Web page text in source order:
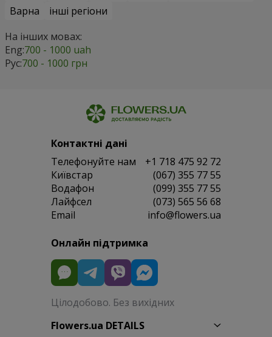
Варна
інші регіони
На інших мовах:
Eng:700 - 1000 uah
Рус:700 - 1000 грн
Контактні дані
Телефонуйте нам
+1 718 475 92 72
Київстар
(067) 355 77 55
Водафон
(099) 355 77 55
Лайфсел
(073) 565 56 68
Email
info@flowers.ua
Онлайн підтримка
Цілодобово. Без вихідних
Flowers.ua DETAILS